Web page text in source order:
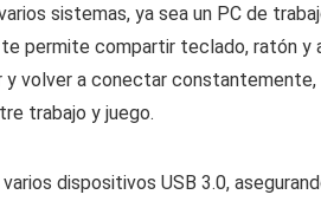
sistemas, ya sea un PC de
permite compartir teclado, ratón
volver a conectar
trabajo y juego.
dispositivos USB 3.0,